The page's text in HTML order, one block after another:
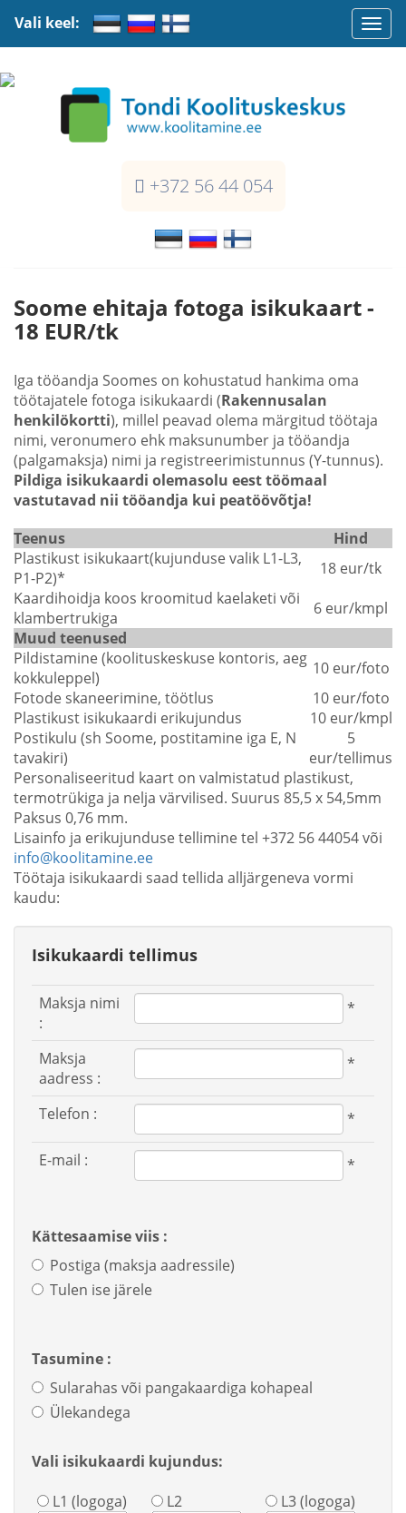
+372 56 44 054
Vali keel:
Soome ehitaja fotoga isikukaart -
18 EUR/tk
Iga tööandja Soomes on kohustatud hankima oma
töötajatele fotoga isikukaardi (Rakennusalan
henkilökortti), millel peavad olema märgitud töötaja
nimi, veronumero ehk maksunumber ja tööandja
(palgamaksja) nimi ja registreerimistunnus (Y-tunnus).
Pildiga isikukaardi olemasolu eest töömaal
vastutavad nii tööandja kui peatöövõtja!
Teenus
Hind
Plastikust isikukaart(kujunduse valik L1-L3,
P1-P2)*
18 eur/tk
Kaardihoidja koos kroomitud kaelaketi või
klambertrukiga
6 eur/kmpl
Muud teenused
Pildistamine (koolituskeskuse kontoris, aeg
kokkuleppel)
10 eur/foto
Fotode skaneerimine, töötlus
10 eur/foto
Plastikust isikukaardi erikujundus
10 eur/kmpl
Postikulu (sh Soome, postitamine iga E, N
tavakiri)
5
eur/tellimus
Personaliseeritud kaart on valmistatud plastikust,
termotrükiga ja nelja värvilised. Suurus 85,5 x 54,5mm
Paksus 0,76 mm.
Lisainfo ja erikujunduse tellimine tel +372 56 44054 või
info@koolitamine.ee
Töötaja isikukaardi saad tellida alljärgeneva vormi
kaudu:
Isikukaardi tellimus
Maksja nimi
:
*
Maksja
aadress :
*
Telefon : *
E-mail : *
Kättesaamise viis :
Postiga (maksja aadressile)
Tulen ise järele
Tasumine :
Sularahas või pangakaardiga kohapeal
Ülekandega
Vali isikukaardi kujundus:
L1 (logoga)
L2 L3 (logoga)